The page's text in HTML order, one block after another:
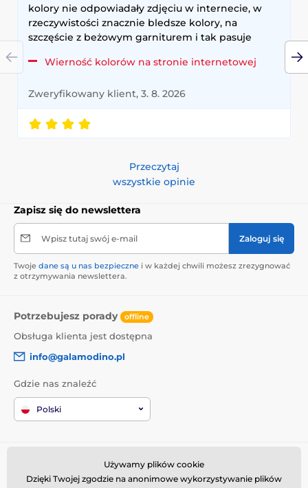
kolory nie odpowiadały zdjęciu w internecie, w
rzeczywistości znacznie bledsze kolory, na
szczęście z beżowym garniturem i tak pasuje
Wierność kolorów na stronie internetowej
Zweryfikowany klient, 3. 8. 2026
Przeczytaj
wszystkie opinie
Zapisz się do newslettera
Wpisz tutaj swój e-mail Zaloguj się
Twoje dane są u nas bezpieczne i w każdej chwili możesz zrezygnować
z otrzymywania newslettera.
Potrzebujesz porady offline
Obsługa klienta jest dostępna
info@galamodino.pl
Gdzie nas znaleźć
Polski
Informacje o zakupach
Regulamin zakupów
Kim jesteśmy
O nas
Używamy plików cookie
Dzięki Twojej zgodzie na anonimowe wykorzystywanie plików